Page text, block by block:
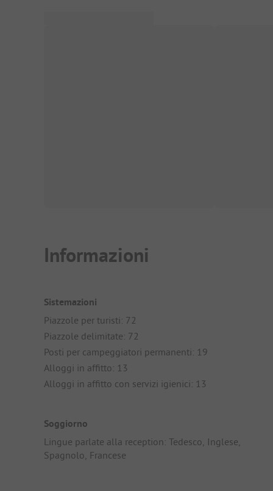
Informazioni
Sistemazioni
Piazzole per turisti: 72
Piazzole delimitate: 72
Posti per campeggiatori permanenti: 19
Alloggi in affitto: 13
Alloggi in affitto con servizi igienici: 13
Soggiorno
Lingue parlate alla reception: Tedesco, Inglese,
Spagnolo, Francese